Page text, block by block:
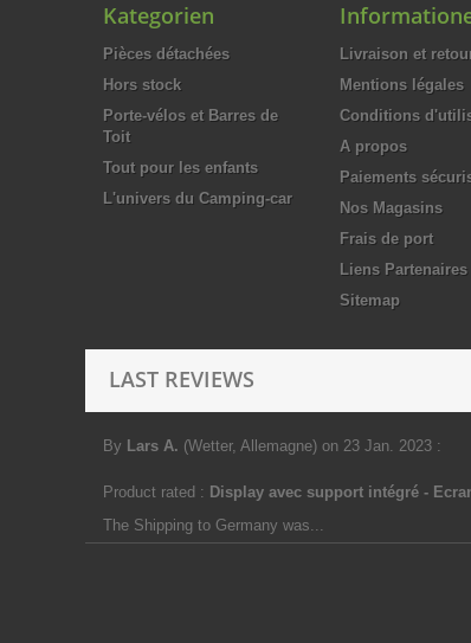
Kategorien
Pièces détachées
Hors stock
Porte-vélos et Barres de
Toit
Tout pour les enfants
L'univers du Camping-car
Livraison et
Mentions légales
Conditions
A propos
Paiements
Nos Magasins
Frais de port
Liens Partenaires
Sitemap
LAST REVIEWS
By Lars A. (Wetter, Allemagne) on 23 Jan. 2023 :
Product rated : Display avec support intégré -
The Shipping to Germany was...